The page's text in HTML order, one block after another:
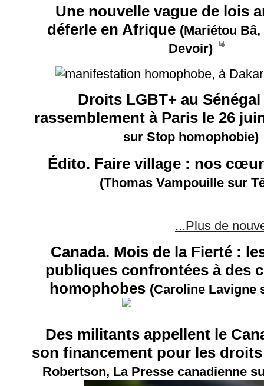
Une nouvelle vague de lois
déferle en Afrique (Mariétou
Devoir) __
Droits LGBT+ au
rassemblement à Paris le 26
sur Stop homophobie)
Édito. Faire village : nos
(Thomas Vampouille sur
...Plus de
Canada. Mois de la Fierté :
publiques confrontées à des
homophobes (Caroline Lavigne
Des militants appellent le
son financement pour les
Robertson, La Presse canadienne